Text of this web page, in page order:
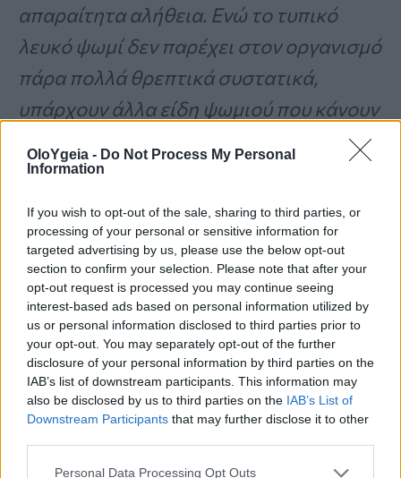
OloYgeia - Do Not Process My Personal
Information
If you wish to opt-out of the sale, sharing to third parties, or
processing of your personal or sensitive information for
targeted advertising by us, please use the below opt-out
section to confirm your selection. Please note that after your
opt-out request is processed you may continue seeing
interest-based ads based on personal information utilized by
us or personal information disclosed to third parties prior to
your opt-out. You may separately opt-out of the further
disclosure of your personal information by third parties on the
IAB’s list of downstream participants. This information may
also be disclosed by us to third parties on the IAB’s List of
Downstream Participants that may further disclose it to other
Personal Data Processing Opt Outs
απαραίτητα αλήθεια. Ενώ το τυπικό
λευκό ψωμί δεν παρέχει στον οργανισμό
πάρα πολλά θρεπτικά συστατικά,
υπάρχουν άλλα είδη ψωμιού που κάνουν
διατροφολόγος Christine VanDoren.
Ένα από αυτά τα ψωμιά είναι το ψωμί
σίκαλης, καθώς, όπως λέει, «τυπικά, μια
φέτα περιέχει μόνο 65 θερμίδες». Είναι
επίσης μια επιλογή πλούσια σε θρεπτικά
συστατικά που μπορεί να βοηθήσει στην
απώλεια βάρους, ενώ περιέχει επίσης
σελήνιο, θειαμίνη, μαγγάνιο, κάλιο και
φυτικές ίνες.